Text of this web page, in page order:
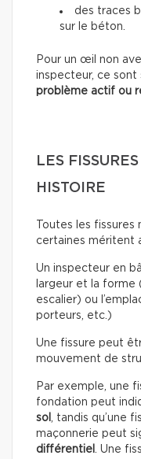
des traces
sur le béton.
Pour un œil non
inspecteur, ce sont
problème actif ou
LES
HISTOIRE
Toutes les
certaines méritent
Un inspecteur en
largeur et la forme
escalier) ou
porteurs, etc.)
Une fissure peut
mouvement de
Par exemple, une
fondation peut
sol , tandis qu’une
maçonnerie peut
différentiel . Une